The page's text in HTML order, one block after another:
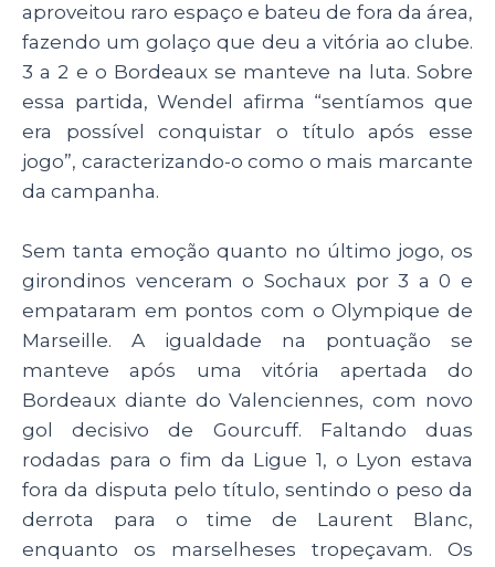
aproveitou raro espaço e bateu de fora da área,
fazendo um golaço que deu a vitória ao clube.
3 a 2 e o Bordeaux se manteve na luta. Sobre
essa partida, Wendel afirma “sentíamos que
era possível conquistar o título após esse
jogo”, caracterizando-o como o mais marcante
da campanha.
Sem tanta emoção quanto no último jogo, os
girondinos venceram o Sochaux por 3 a 0 e
empataram em pontos com o Olympique de
Marseille. A igualdade na pontuação se
manteve após uma vitória apertada do
Bordeaux diante do Valenciennes, com novo
gol decisivo de Gourcuff. Faltando duas
rodadas para o fim da Ligue 1, o Lyon estava
fora da disputa pelo título, sentindo o peso da
derrota para o time de Laurent Blanc,
enquanto os marselheses tropeçavam. Os